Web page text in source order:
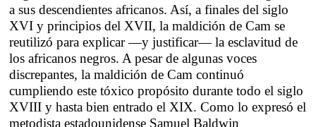
a sus descendientes africanos. Así, a finales del siglo
XVI y principios del XVII, la maldición de Cam se
reutilizó para explicar —y justificar— la esclavitud de
los africanos negros. A pesar de algunas voces
discrepantes, la maldición de Cam continuó
cumpliendo este tóxico propósito durante todo el siglo
XVIII y hasta bien entrado el XIX. Como lo expresó el
metodista estadounidense Samuel Baldwin